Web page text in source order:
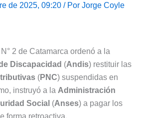
de 2025, 09:20 / Por Jorge Coyle
2 de Catamarca ordenó a la
Discapacidad (Andis) restituir las
(PNC) suspendidas en
instruyó a la Administración
Social (Anses) a pagar los
forma retroactiva.